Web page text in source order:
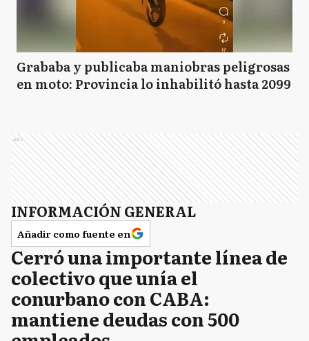
Grababa y publicaba maniobras peligrosas
en moto: Provincia lo inhabilitó hasta 2099
Ads
INFORMACIÓN GENERAL
Añadir como fuente en
Cerró una importante línea de
colectivo que unía el
conurbano con CABA:
mantiene deudas con 500